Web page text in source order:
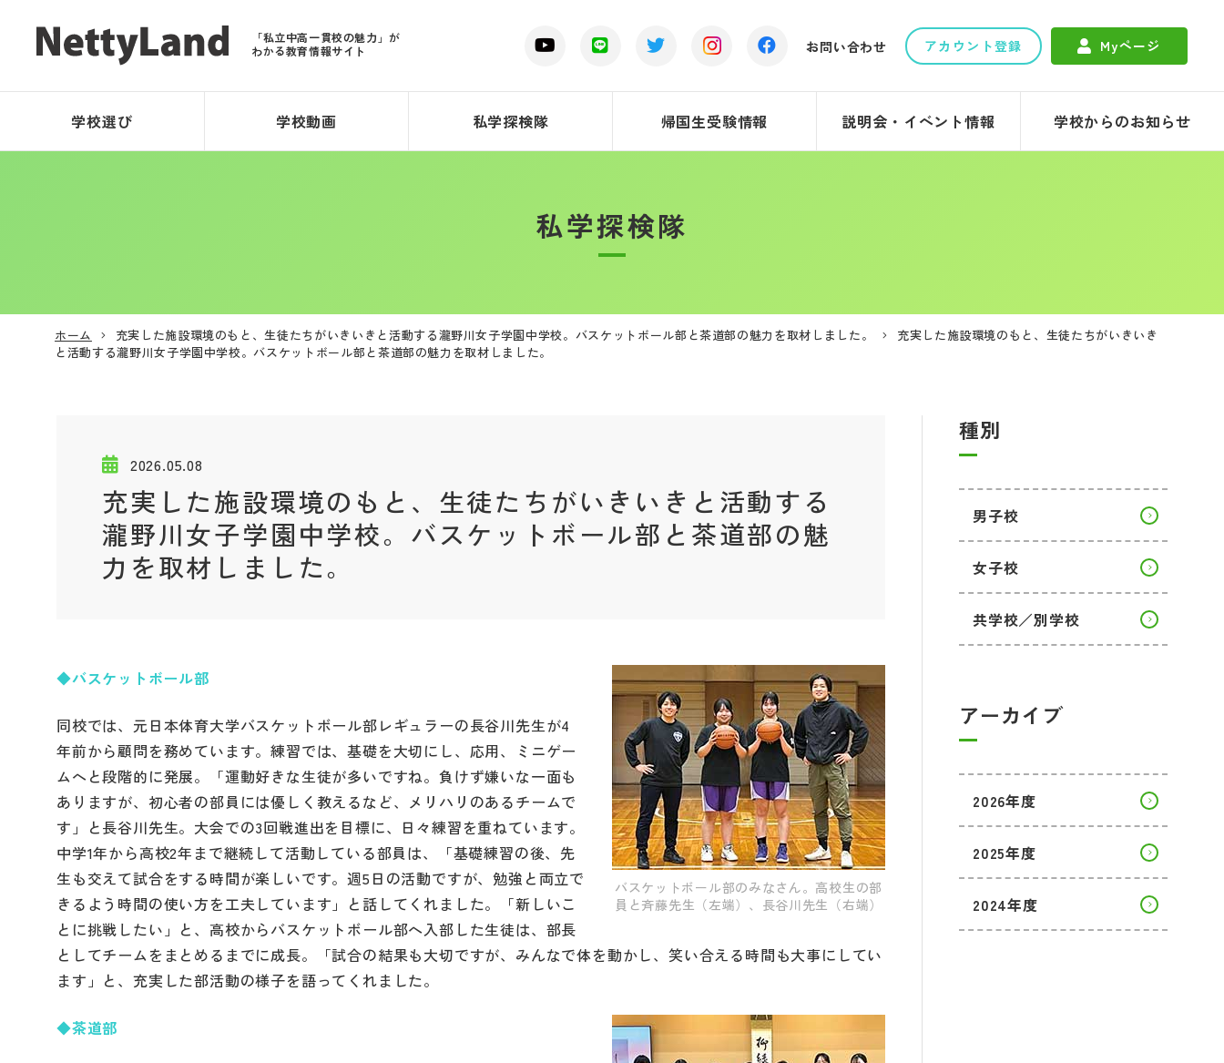
「私立中高一貫校の魅力」が
わかる教育情報サイト
お問い合わせ アカウント登録 Myページ
学校選び 学校動画 私学探検隊 帰国生受験情報 説明会・イベント情報 学校からのお知らせ
私学探検隊
ホーム 充実した施設環境のもと、生徒たちがいきいきと活動する瀧野川女子学園中学校。バスケットボール部と茶道部の魅力を取材しました。
充実した施設環境のもと、生徒たちがいきいき
と活動する瀧野川女子学園中学校。バスケットボール部と茶道部の魅力を取材しました。
2026.05.08
充実した施設環境のもと、生徒たちがいきいきと活動する
瀧野川女子学園中学校。バスケットボール部と茶道部の魅
力を取材しました。
バスケットボール部のみなさん。高校生の部
員と斉藤先生（左端）、長谷川先生（右端）
◆バスケットボール部
同校では、元日本体育大学バスケットボール部レギュラーの長谷川先生が4
年前から顧問を務めています。練習では、基礎を大切にし、応用、ミニゲー
ムへと段階的に発展。「運動好きな生徒が多いですね。負けず嫌いな一面も
ありますが、初心者の部員には優しく教えるなど、メリハリのあるチームで
す」と長谷川先生。大会での3回戦進出を目標に、日々練習を重ねています。
中学1年から高校2年まで継続して活動している部員は、「基礎練習の後、先
生も交えて試合をする時間が楽しいです。週5日の活動ですが、勉強と両立で
きるよう時間の使い方を工夫しています」と話してくれました。「新しいこ
とに挑戦したい」と、高校からバスケットボール部へ入部した生徒は、部長
としてチームをまとめるまでに成長。「試合の結果も大切ですが、みんなで体を動かし、笑い合える時間も大事にしてい
ます」と、充実した部活動の様子を語ってくれました。
◆茶道部
種別
男子校
女子校
共学校／別学校
アーカイブ
2026年度
2025年度
2024年度